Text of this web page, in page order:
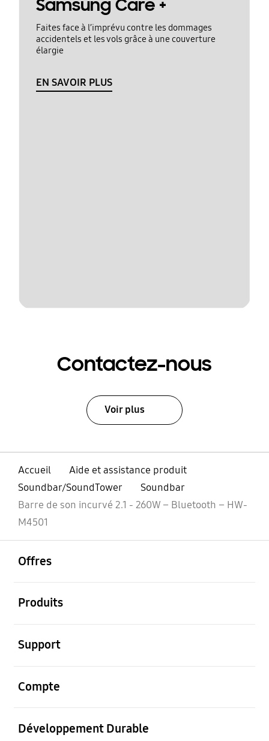
Samsung Care +
Faites face à l’imprévu contre les dommages
accidentels et les vols grâce à une couverture
élargie
EN SAVOIR PLUS
Contactez-nous
Voir plus
Accueil
Aide et assistance produit
Soundbar/SoundTower
Soundbar
Barre de son incurvé 2.1 - 260W – Bluetooth – HW-
M4501
Offres
Produits
Support
Compte
Développement Durable